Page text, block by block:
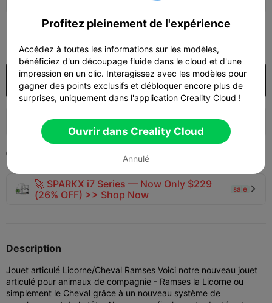
Acheter
140 74  

🚀 SPARKX i7 Series — Now Only $229
(26% OFF) >> Shop Now
sale 
Description
Jouet articulé Licorne/Cheval Ramses Voici notre nouveau jouet
articulé pour animaux de compagnie - Ramses la Licorne ou
simplement le Cheval grâce à un nouveau système de
Profitez pleinement de l'expérience
Accédez à toutes les informations sur les modèles,
bénéficiez d'un découpage fluide dans le cloud et d'une
impression en un clic. Interagissez avec les modèles pour
gagner des points exclusifs et débloquer encore plus de
surprises, uniquement dans l'application Creality Cloud !
Ouvrir dans Creality Cloud
Annulé